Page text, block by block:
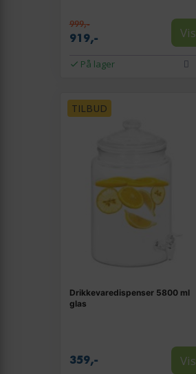
999,-
919,- Vis
På lager
TILBUD
Drikkevaredispenser 5800 ml
glas
359,- Vis